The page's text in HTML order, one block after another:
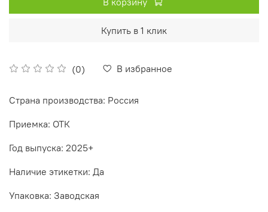
(0) В избранное
Купить в 1 клик
Страна производства: Россия
Приемка: ОТК
Год выпуска: 2025+
Наличие этикетки: Да
Упаковка: Заводская